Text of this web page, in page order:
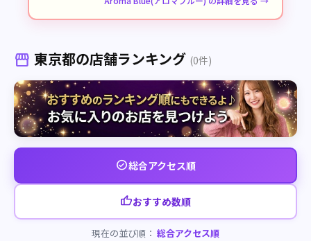
storefront 東京都の店舗ランキング (0件)
check_circle総合アクセス順
thumb_upおすすめ数順
現在の並び順： 総合アクセス順